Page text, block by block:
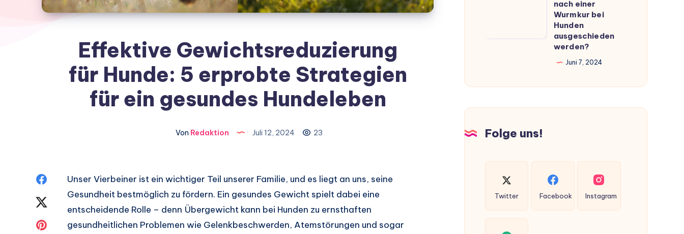
Effektive Gewichtsreduzierung
für Hunde: 5 erprobte Strategien
für ein gesundes Hundeleben
Von Redaktion Juli 12, 2024 23
Facebook
Twitter
Unser Vierbeiner ist ein wichtiger Teil unserer Familie, und es liegt an uns, seine
Gesundheit bestmöglich zu fördern. Ein gesundes Gewicht spielt dabei eine
entscheidende Rolle – denn Übergewicht kann bei Hunden zu ernsthaften
gesundheitlichen Problemen wie Gelenkbeschwerden, Atemstörungen und sogar
Hunden
ausgeschieden
nach einer
Wurmkur bei
Hunden
ausgeschieden
werden?
Juni 7, 2024
Folge uns!
Twitter Facebook Instagram